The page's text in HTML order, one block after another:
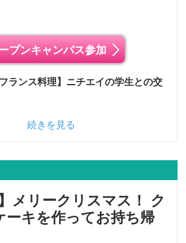
プンキャンパス参加
ランス料理】ニチエイの学生との交
続きを見る
】メリークリスマス！ ク
ーキを作ってお持ち帰